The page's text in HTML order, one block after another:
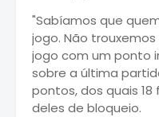
"Sabíamos que
jogo. Não
jogo com um ponto
sobre a última
pontos, dos quais
deles de bloqueio.